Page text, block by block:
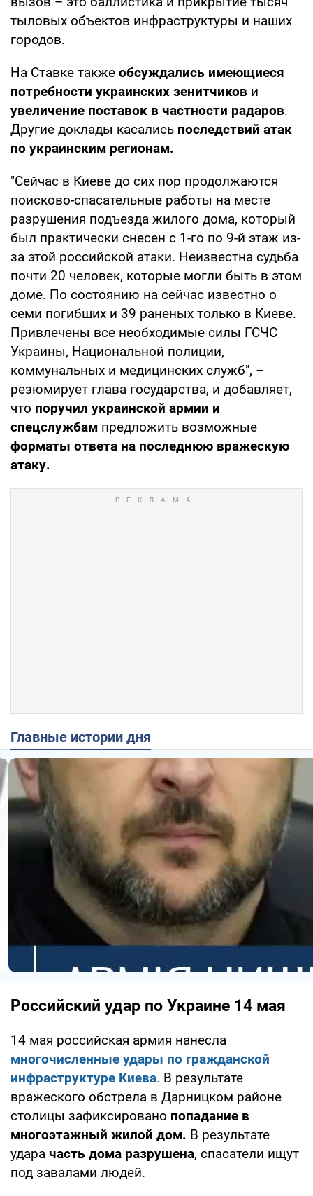
тыловых объектов инфраструктуры и наших
городов.
На Ставке также обсуждались имеющиеся
потребности украинских зенитчиков и
увеличение поставок в частности радаров.
Другие доклады касались последствий атак
по украинским регионам.
"Сейчас в Киеве до сих пор продолжаются
поисково-спасательные работы на месте
разрушения подъезда жилого дома, который
был практически снесен с 1-го по 9-й этаж из-
за этой российской атаки. Неизвестна судьба
почти 20 человек, которые могли быть в этом
доме. По состоянию на сейчас известно о
семи погибших и 39 раненых только в Киеве.
Привлечены все необходимые силы ГСЧС
Украины, Национальной полиции,
коммунальных и медицинских служб", –
резюмирует глава государства, и добавляет,
что поручил украинской армии и
спецслужбам предложить возможные
форматы ответа на последнюю вражескую
атаку.
Главные истории дня
Российский удар по Украине 14 мая
14 мая российская армия нанесла
многочисленные удары по гражданской
инфраструктуре Киева. В результате
вражеского обстрела в Дарницком районе
столицы зафиксировано попадание в
многоэтажный жилой дом. В результате
удара часть дома разрушена, спасатели ищут
под завалами людей.